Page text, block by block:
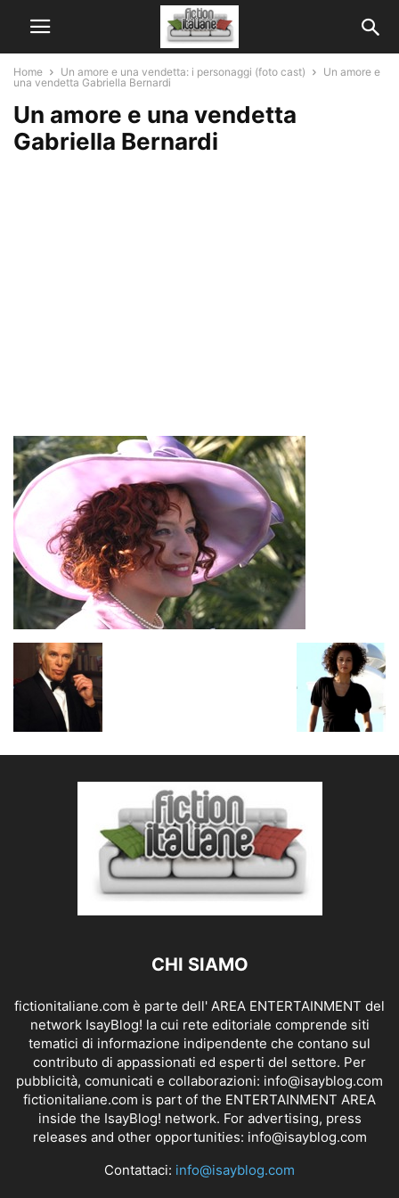
Home Un amore e una vendetta: i personaggi (foto cast)
Un amore e
una vendetta Gabriella Bernardi
Un amore e una vendetta
Gabriella Bernardi
CHI SIAMO
fictionitaliane.com è parte dell' AREA ENTERTAINMENT del
network IsayBlog! la cui rete editoriale comprende siti
tematici di informazione indipendente che contano sul
contributo di appassionati ed esperti del settore. Per
pubblicità, comunicati e collaborazioni: info@isayblog.com
fictionitaliane.com is part of the ENTERTAINMENT AREA
inside the IsayBlog! network. For advertising, press
releases and other opportunities: info@isayblog.com
Contattaci: info@isayblog.com